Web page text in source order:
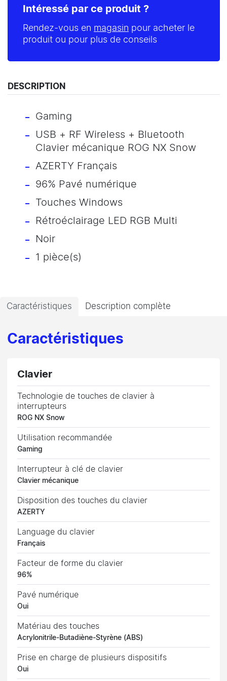
Intéressé par ce produit ?
Rendez-vous en magasin pour acheter le
produit ou pour plus de conseils
DESCRIPTION
Gaming
USB + RF Wireless + Bluetooth
Clavier mécanique ROG NX Snow
AZERTY Français
96% Pavé numérique
Touches Windows
Rétroéclairage LED RGB Multi
Noir
1 pièce(s)
Caractéristiques Description complète
Caractéristiques
Clavier
Technologie de touches de clavier à
interrupteurs
ROG NX Snow
Utilisation recommandée
Gaming
Interrupteur à clé de clavier
Clavier mécanique
Disposition des touches du clavier
AZERTY
Language du clavier
Français
Facteur de forme du clavier
96%
Pavé numérique
Oui
Matériau des touches
Acrylonitrile-Butadiène-Styrène (ABS)
Prise en charge de plusieurs dispositifs
Oui